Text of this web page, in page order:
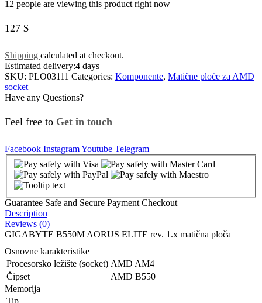
12 people are viewing this product right now
127 $
Shipping calculated at checkout.
Estimated delivery:4 days
SKU: PLO03111 Categories: Komponente, Matične ploče za AMD
socket
Have any Questions?
Feel free to Get in touch
Facebook InstagramYoutube Telegram
Guarantee Safe and Secure Payment Checkout
Description
Reviews (0)
GIGABYTE B550M AORUS ELITE rev. 1.x matična ploča
Osnovne karakteristike
Procesorsko ležište (socket) AMD AM4
Čipset
AMD B550
Memorija